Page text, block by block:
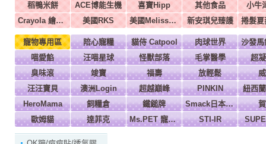
稻鴨米餅
ACE博能生機 喜寶Hipp 其他食品
小牛
Crayola 繪兒樂
美國RKS 美國Melissa & Doug 新安琪兒臻護
寵物專用區 陪心寵糧 貓侍 Catpool
肉球世界
喵愛餡
汪喵星球 怪獸部落 毛掌醫學
超
臭味滾
竣寶 福壽 放輕鬆
汪汪寶貝
澳洲Login 超越巔峰 PINKIN
紐西
HeroMama
飼糧倉 鐵鎚牌 Smack日本正宗
歐姆貓
達菲克 Ms.PET 寵物小姐 STI-IR